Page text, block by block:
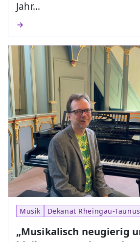
Jahr…
Musik Dekanat Rheingau-Taunus
„Musikalisch neugierig